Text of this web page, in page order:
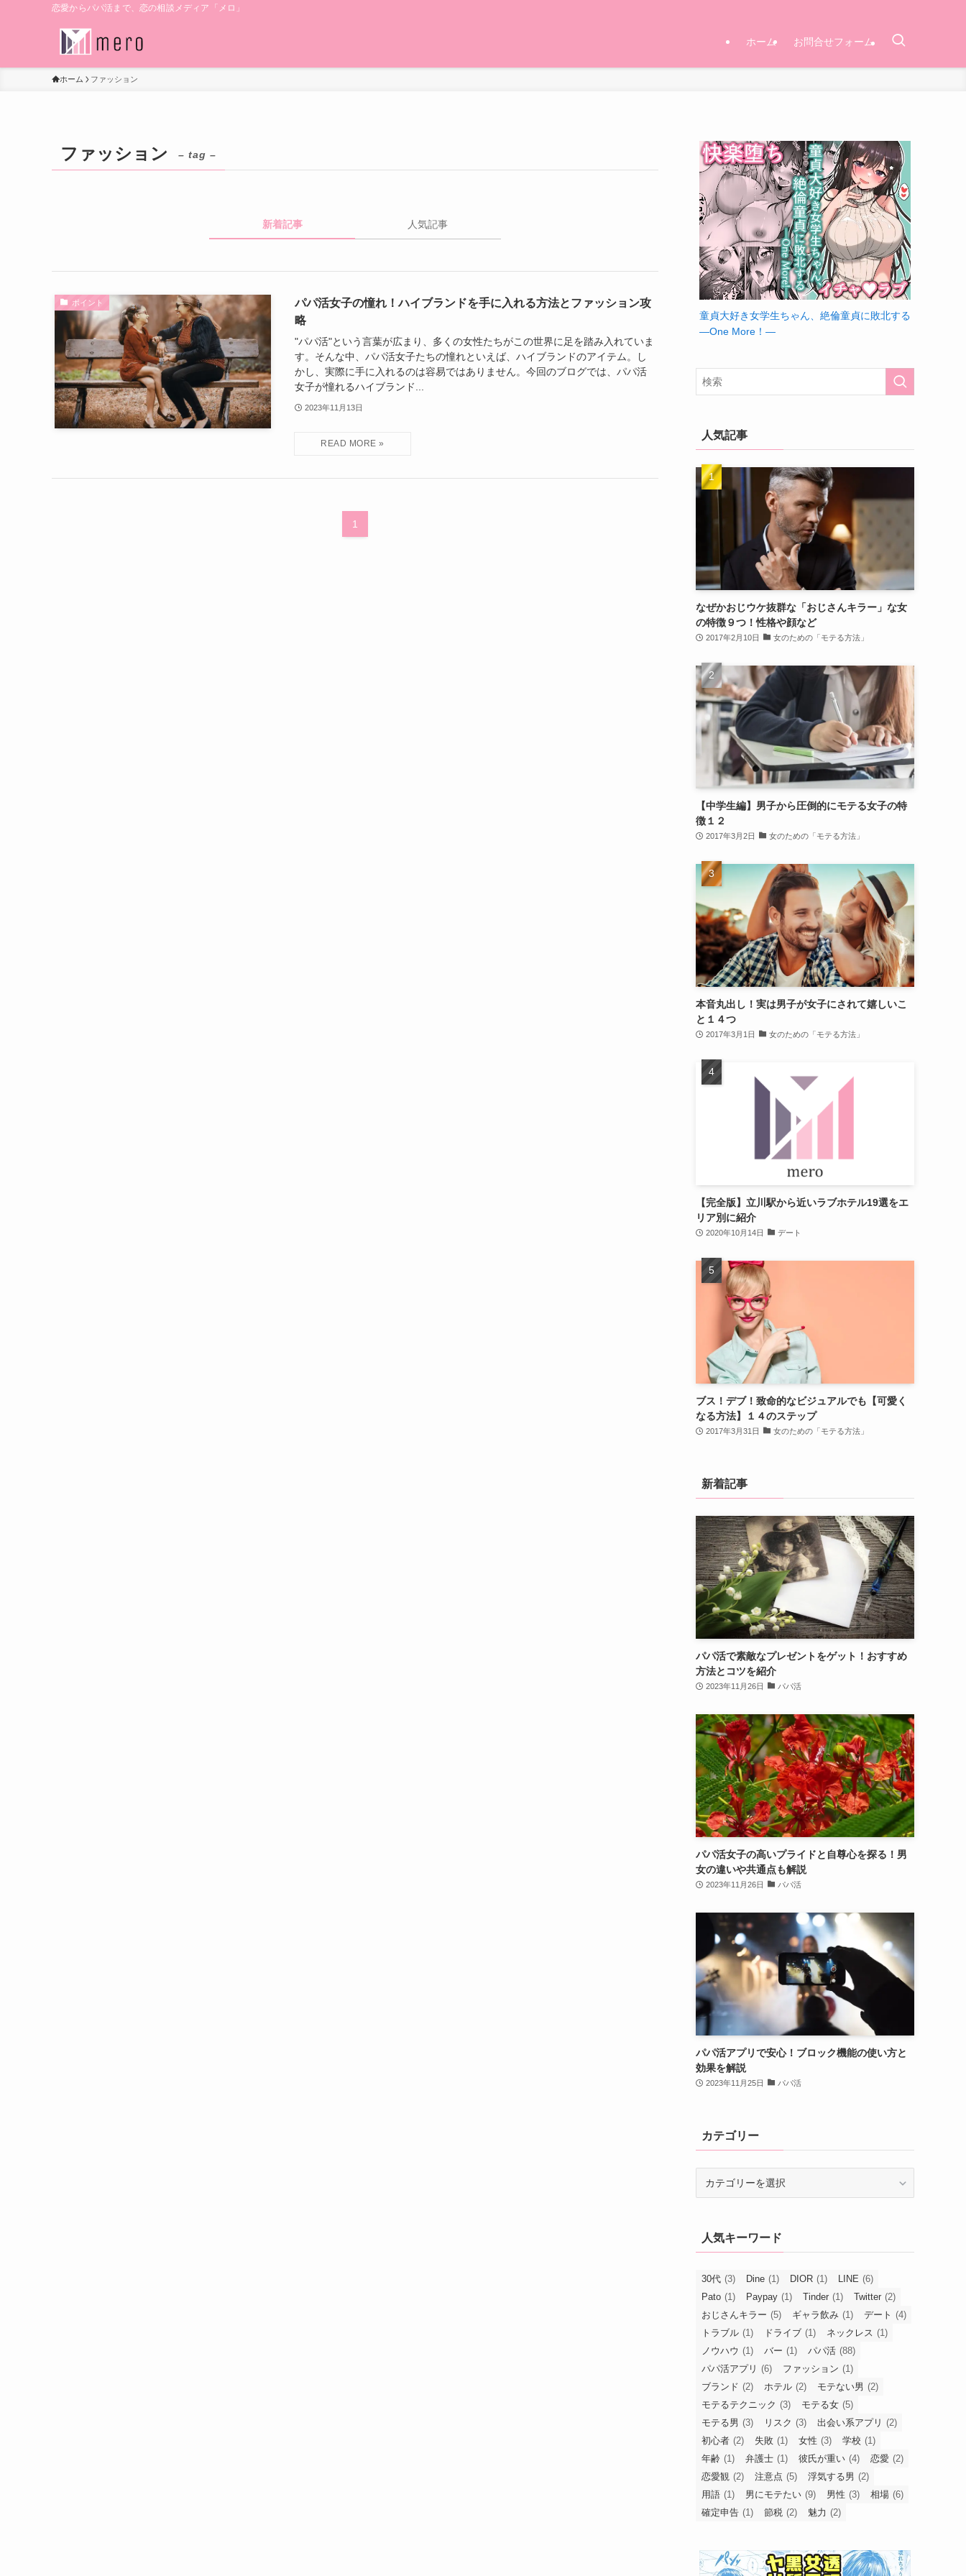
恋愛からパパ活まで、恋の相談メディア「メロ」
ホーム お問合せフォーム
ホーム ファッション
ファッション – tag –
新着記事 人気記事
ポイント
パパ活女子の憧れ！ハイブランドを手に入れる方法とファッション攻
略
"パパ活"という言葉が広まり、多くの女性たちがこの世界に足を踏み入れていま
す。そんな中、パパ活女子たちの憧れといえば、ハイブランドのアイテム。し
かし、実際に手に入れるのは容易ではありません。今回のブログでは、パパ活
女子が憧れるハイブランド...
2023年11月13日
1
童貞大好き女学生ちゃん、絶倫童貞に敗北する
―One More！―
人気記事
なぜかおじウケ抜群な「おじさんキラー」な女
の特徴９つ！性格や顔など
2017年2月10日 女のための「モテる方法」
【中学生編】男子から圧倒的にモテる女子の特
徴１２
2017年3月2日 女のための「モテる方法」
本音丸出し！実は男子が女子にされて嬉しいこ
と１４つ
2017年3月1日 女のための「モテる方法」
【完全版】立川駅から近いラブホテル19選をエ
リア別に紹介
2020年10月14日 デート
ブス！デブ！致命的なビジュアルでも【可愛く
なる方法】１４のステップ
2017年3月31日 女のための「モテる方法」
新着記事
パパ活で素敵なプレゼントをゲット！おすすめ
方法とコツを紹介
2023年11月26日 パパ活
パパ活女子の高いプライドと自尊心を探る！男
女の違いや共通点も解説
2023年11月26日 パパ活
パパ活アプリで安心！ブロック機能の使い方と
効果を解説
2023年11月25日 パパ活
カテゴリー
ー人気キーワード
30代 (3) Dine (1) DIOR (1) LINE (6)
Pato (1) Paypay (1) Tinder (1) Twitter (2)
おじさんキラー (5) ギャラ飲み (1) デート (4)
トラブル (1) ドライブ (1) ネックレス (1)
ノウハウ (1) バー (1) パパ活 (88)
パパ活アプリ (6) ファッション (1)
ブランド (2) ホテル (2) モテない男 (2)
モテるテクニック (3) モテる女 (5)
モテる男 (3) リスク (3) 出会い系アプリ (2)
初心者 (2) 失敗 (1) 女性 (3) 学校 (1)
年齢 (1) 弁護士 (1) 彼氏が重い (4) 恋愛 (2)
恋愛観 (2) 注意点 (5) 浮気する男 (2)
用語 (1) 男にモテたい (9) 男性 (3) 相場 (6)
確定申告 (1) 節税 (2) 魅力 (2)